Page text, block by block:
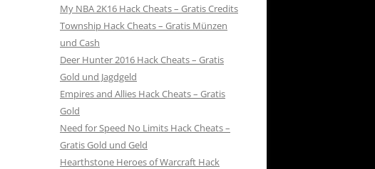
My NBA 2K16 Hack Cheats – Gratis Credits
Township Hack Cheats – Gratis Münzen
und Cash
Deer Hunter 2016 Hack Cheats – Gratis
Gold und Jagdgeld
Empires and Allies Hack Cheats – Gratis
Gold
Need for Speed No Limits Hack Cheats –
Gratis Gold und Geld
Hearthstone Heroes of Warcraft Hack